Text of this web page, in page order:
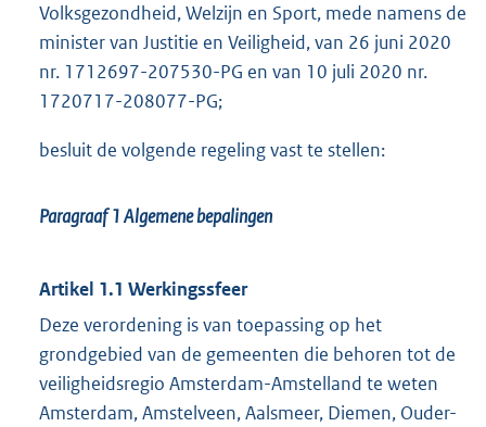
Volksgezondheid, Welzijn en Sport, mede namens de
minister van Justitie en Veiligheid, van 26 juni 2020
nr. 1712697-207530-PG en van 10 juli 2020 nr.
1720717-208077-PG;
besluit de volgende regeling vast te stellen:
Paragraaf 1Algemene bepalingen
Artikel 1.1 Werkingssfeer
Deze verordening is van toepassing op het
grondgebied van de gemeenten die behoren tot de
veiligheidsregio Amsterdam-Amstelland te weten
Amsterdam, Amstelveen, Aalsmeer, Diemen, Ouder-